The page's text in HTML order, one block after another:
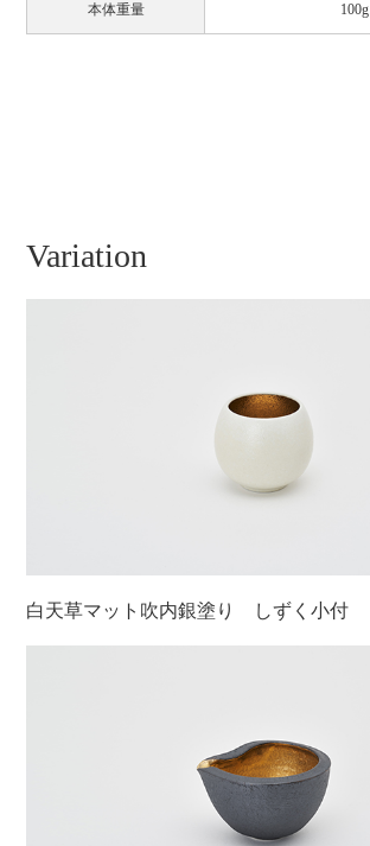
本体重量 100g
Variation
白天草マット吹内銀塗り しずく小付